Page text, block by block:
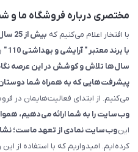
مختصری درباره فروشگاه ما و
با افتخار اعلام می‌کنیم که
بیش
با برند معتبر " آرایشی و بهداشتی 110 "
سال‌ها تلاش و کوشش در این عرصه نگاه
پیشرفت‌هایی که به همراه شما
می‌کنیم. از ابتدای فعالیت‌هایمان در
وب‌سایت را به شما ارائه می‌دهیم،
اینوب‌سایت نمادی از تعهد ماست؛
کرده‌ایم. امیدواریم که با استفاده از